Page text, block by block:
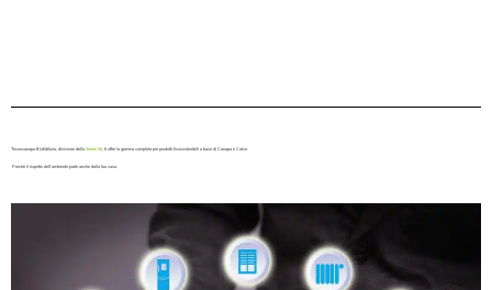
Tecnocanapa BioEdilizia, divisione della Senini Srl , ti offre la gamma completa per prodotti Ecosostenibili a base di Canapa e Calce.
Perchè il rispetto dell’ambiente parte anche dalla tua casa.